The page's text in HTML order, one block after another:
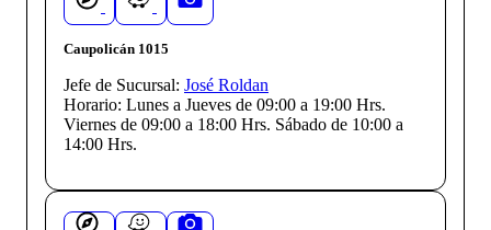
Caupolicán 1015
Jefe de Sucursal: José Roldan
Horario: Lunes a Jueves de 09:00 a 19:00 Hrs.
Viernes de 09:00 a 18:00 Hrs. Sábado de 10:00 a
14:00 Hrs.